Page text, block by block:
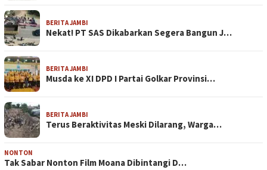
BERITA JAMBI
Nekat! PT SAS Dikabarkan Segera Bangun J…
BERITA JAMBI
Musda ke XI DPD I Partai Golkar Provinsi…
BERITA JAMBI
Terus Beraktivitas Meski Dilarang, Warga…
NONTON
Tak Sabar Nonton Film Moana Dibintangi D…